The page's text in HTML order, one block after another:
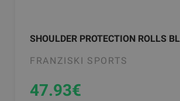
SHOULDER PROTECTION ROLLS
FRANZISKI SPORTS
47.93€